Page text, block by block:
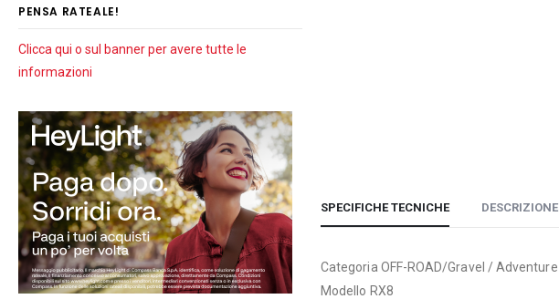
SPECIFICHE TECNICHE DESCRIZIONE
Categoria OFF-ROAD/Gravel / Adventure
Modello RX8
PENSA RATEALE!
Clicca qui o sul banner per avere tutte le
informazioni